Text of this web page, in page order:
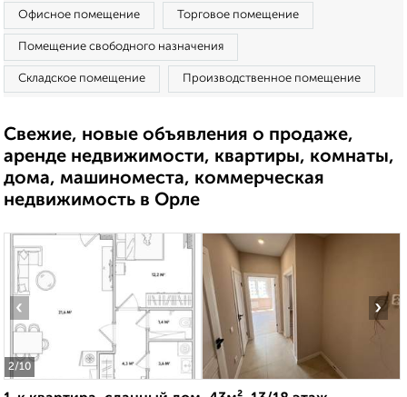
Офисное помещение Торговое помещение
Помещение свободного назначения
Складское помещение Производственное помещение
Свежие, новые объявления о продаже,
аренде недвижимости, квартиры, комнаты,
дома, машиноместа, коммерческая
недвижимость в Орле
2/10
‹ ›